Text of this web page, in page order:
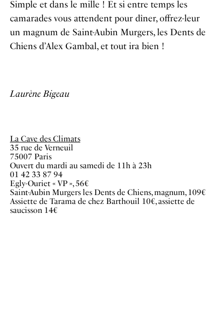
Simple et dans le mille ! Et si entre temps les
camarades vous attendent pour dîner, offrez-leur
un magnum de Saint-Aubin Murgers, les Dents de
Chiens d’Alex Gambal, et tout ira bien !
Laurène Bigeau
La Cave des Climats
35 rue de Verneuil
75007 Paris
Ouvert du mardi au samedi de 11h à 23h
01 42 33 87 94
Egly-Ouriet « VP », 56€
Saint-Aubin Murgers les Dents de Chiens, magnum, 109€
Assiette de Tarama de chez Barthouil 10€, assiette de
saucisson 14€